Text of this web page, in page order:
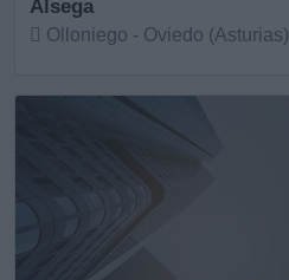
Alsega
Olloniego - Oviedo (Asturias)